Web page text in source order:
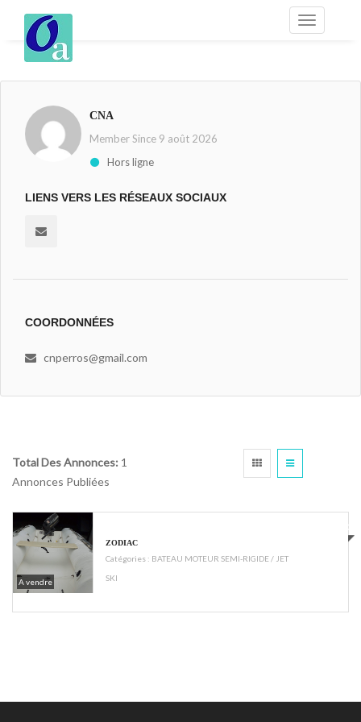
CNA
Member Since 9 août 2026
Hors ligne
LIENS VERS LES RÉSEAUX SOCIAUX
COORDONNÉES
cnperros@gmail.com
Total Des Annonces: 1
Annonces Publiées
A vendre
€1700
ZODIAC
Catégories : BATEAU MOTEUR SEMI-RIGIDE / JET
SKI